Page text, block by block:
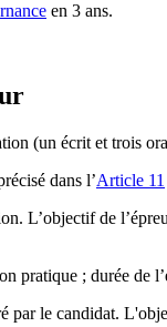
en 3 ans.
(un écrit et trois
dans l’Article 11
L’objectif de
pratique ; durée de
le candidat.